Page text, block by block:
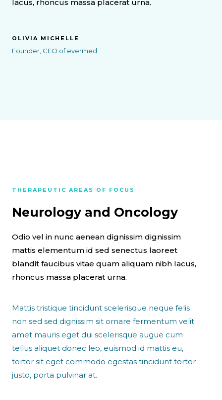
lacus, rhoncus massa placerat urna.
OLIVIA MICHELLE
Founder, CEO of evermed
THERAPEUTIC AREAS OF FOCUS
Neurology and Oncology
Odio vel in nunc aenean dignissim dignissim
mattis elementum id sed senectus laoreet
blandit faucibus vitae quam aliquam nibh lacus,
rhoncus massa placerat urna.
Mattis tristique tincidunt scelerisque neque felis
non sed sed dignissim sit ornare fermentum velit
amet mauris eget dui scelerisque augue cum
tellus aliquet donec leo, euismod id mattis eu,
tortor sit eget commodo egestas tincidunt tortor
justo, porta pulvinar at.